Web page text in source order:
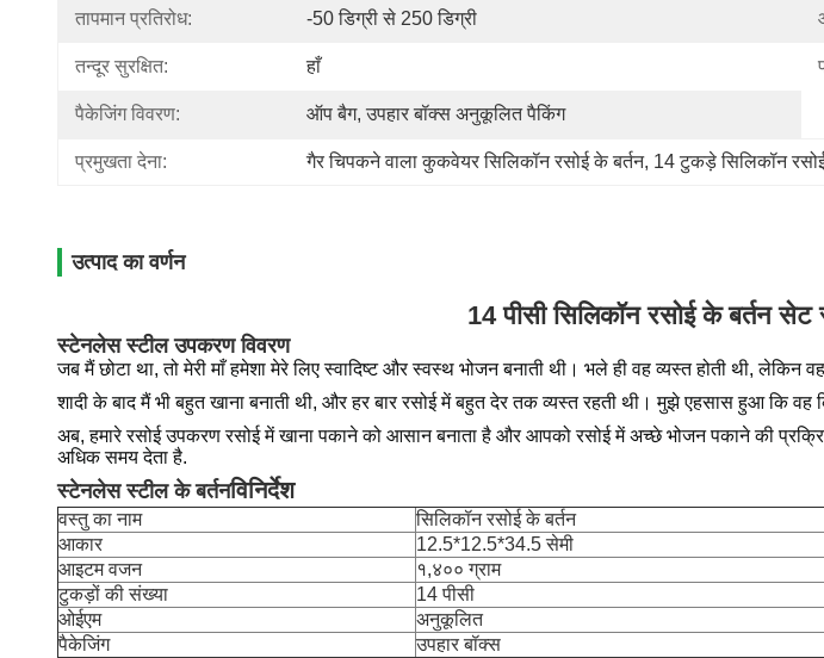
तापमान प्रतिरोध: -50 डिग्री से 250 डिग्री
तन्दूर सुरक्षित: हाँ
पैकेजिंग विवरण: ऑप बैग, उपहार बॉक्स अनुकूलित पैकिंग
प्रमुखता देना: गैर चिपकने वाला कुकवेयर सिलिकॉन रसोई के बर्तन, 14 टुकड़े सिलिकॉन
उत्पाद का वर्णन
14 पीसी सिलिकॉन रसोई के बर्तन
स्टेनलेस स्टील उपकरण विवरण
जब मैं छोटा था, तो मेरी माँ हमेशा मेरे लिए स्वादिष्ट और स्वस्थ भोजन बनाती थी। भले ही वह व्यस्त होती थी, लेकिन
शादी के बाद मैं भी बहुत खाना बनाती थी, और हर बार रसोई में बहुत देर तक व्यस्त रहती थी। मुझे एहसास हुआ कि वह
अब, हमारे रसोई उपकरण रसोई में खाना पकाने को आसान बनाता है और आपको रसोई में अच्छे भोजन पकाने की
अधिक समय देता है.
स्टेनलेस स्टील के बर्तनविनिर्देश
वस्तु का नाम
सिलिकॉन रसोई के बर्तन
आकार
12.5*12.5*34.5 सेमी
आइटम वजन
१,४०० ग्राम
टुकड़ों की संख्या
14 पीसी
ओईएम
अनुकूलित
पैकेजिंग
उपहार बॉक्स